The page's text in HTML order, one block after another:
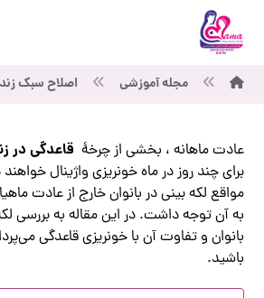
مجله آموزشی اصلاح سبک
عادت ماهانه ، بخشی از چرخهٔ قاعدگی در
برای چند روز در ماه خونریزی واژینال
مواقع لکه بینی در بانوان خارج از عادت
به آن توجه داشت. در این مقاله به بررسی
بانوان و تفاوت آن با خونریزی قاعدگی
باشید.